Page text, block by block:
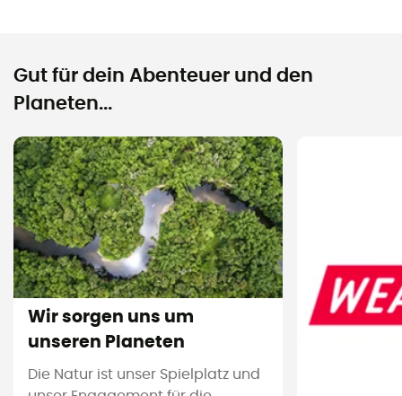
Gut für dein Abenteuer und den
Planeten...
Wir sorgen uns um
unseren Planeten
Die Natur ist unser Spielplatz und